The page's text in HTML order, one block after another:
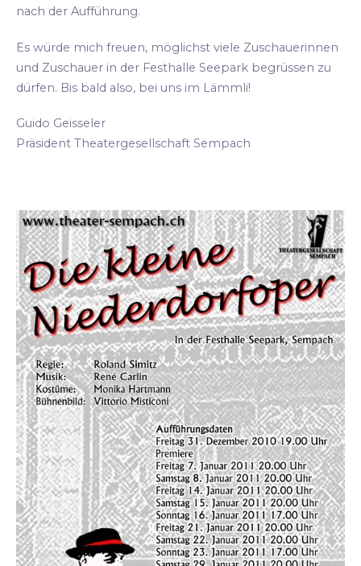
nach der Aufführung.
Es würde mich freuen, möglichst viele Zuschauerinnen
und Zuschauer in der Festhalle Seepark begrüssen zu
dürfen. Bis bald also, bei uns im Lämmli!
Guido Geisseler
Präsident Theatergesellschaft Sempach